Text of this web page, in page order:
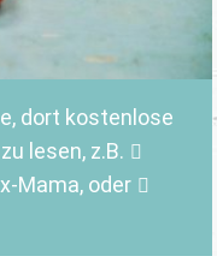
, dort kostenlose
lesen, z.B.
Mama,oder